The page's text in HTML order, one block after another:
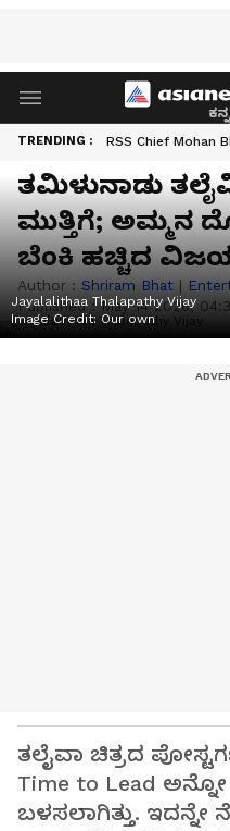
TRENDING : RSS Chief Mohan
ತಮಿಳುನಾಡು
ಮುತ್ತಿಗೆ; ಅಮ್ಮನ
ಬೆಂಕಿ ಹಚ್ಚಿದ
Author : Shriram Bhat |
Published : May 14 2026,
Jayalalithaa Thalapathy Vijay
Image Credit:Our own
ತಲೈವಾ ಚಿತ್ರದ
Time to Lead ಅನ್ನೋ
ಬಳಸಲಾಗಿತ್ತು.